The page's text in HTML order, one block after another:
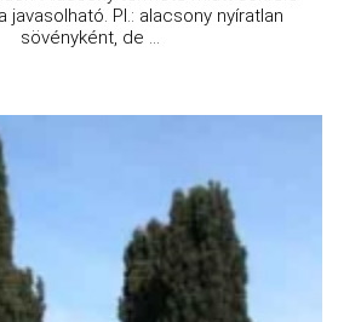
javasolható. Pl.: alacsony nyíratlan
sövényként, de ...